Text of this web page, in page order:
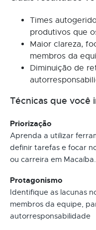
Times
produtivos que
Maior clareza,
membros da
Diminuição de
Técnicas que você
Priorização
Aprenda a utilizar
definir tarefas e focar
ou carreira em Macaíba.
Protagonismo
Identifique as lacunas
membros da equipe,
autorresponsabilidade